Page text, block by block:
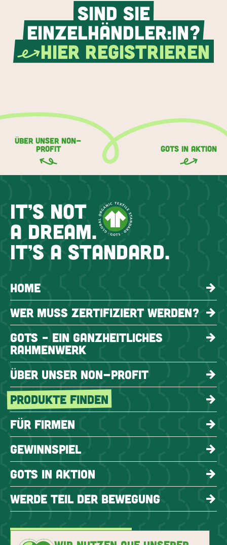
SIND SIE
EINZELHÄNDLER:IN?
HIER REGISTRIEREN
ÜBER UNSER NON-
PROFIT
GOTS IN AKTION
IT’S NOT
A DREAM.
IT’S A STANDARD.
HOME
WER MUSS ZERTIFIZIERT WERDEN?
GOTS – EIN GANZHEITLICHES
RAHMENWERK
ÜBER UNSER NON-PROFIT
PRODUKTE FINDEN
FÜR FIRMEN
GEWINNSPIEL
GOTS IN AKTION
WERDE TEIL DER BEWEGUNG